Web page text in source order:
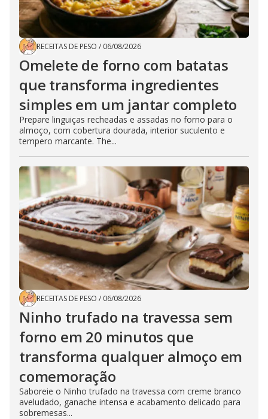
RECEITAS DE PESO / 06/08/2026
Omelete de forno com batatas
que transforma ingredientes
simples em um jantar completo
Prepare linguiças recheadas e assadas no forno para o
almoço, com cobertura dourada, interior suculento e
tempero marcante. The...
RECEITAS DE PESO / 06/08/2026
Ninho trufado na travessa sem
forno em 20 minutos que
transforma qualquer almoço em
comemoração
Saboreie o Ninho trufado na travessa com creme branco
aveludado, ganache intensa e acabamento delicado para
sobremesas...